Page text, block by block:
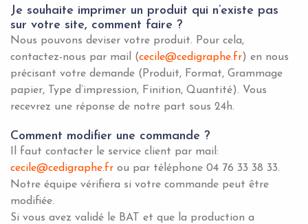
Je souhaite imprimer un produit qui n’existe pas
sur votre site, comment faire ?
Nous pouvons deviser votre produit. Pour cela,
contactez-nous par mail (cecile@cedigraphe.fr) en nous
précisant votre demande (Produit, Format, Grammage
papier, Type d’impression, Finition, Quantité). Vous
recevrez une réponse de notre part sous 24h.
Comment modifier une commande ?
Il faut contacter le service client par mail:
cecile@cedigraphe.fr ou par téléphone 04 76 33 38 33.
Notre équipe vérifiera si votre commande peut être
modifiée.
Si vous avez validé le BAT et que la production a